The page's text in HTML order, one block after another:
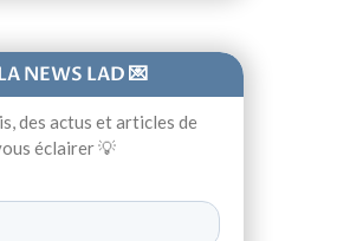
NEWS LAD 💌
des actus et articles de
éclairer 💡